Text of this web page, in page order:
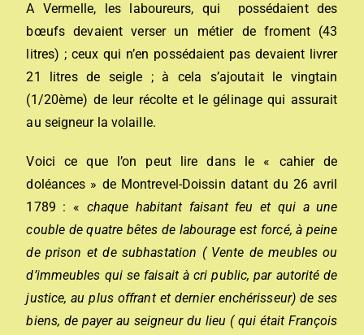
A Vermelle, les laboureurs, qui possédaient des
bœufs devaient verser un métier de froment (43
litres) ; ceux qui n’en possédaient pas devaient livrer
21 litres de seigle ; à cela s’ajoutait le vingtain
(1/20ème) de leur récolte et le gélinage qui assurait
au seigneur la volaille.
Voici ce que l’on peut lire dans le « cahier de
doléances » de Montrevel-Doissin datant du 26 avril
1789 : « chaque habitant faisant feu et qui a une
couble de quatre bêtes de labourage est forcé, à peine
de prison et de subhastation ( Vente de meubles ou
d’immeubles qui se faisait à cri public, par autorité de
justice, au plus offrant et dernier enchérisseur)de ses
biens, de payer au seigneur du lieu ( qui était François